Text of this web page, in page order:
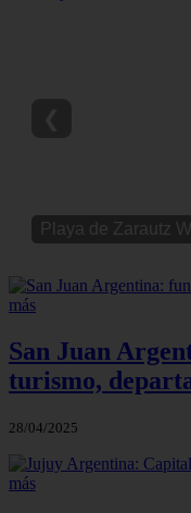
Playa de Zarautz
San Juan
turismo,
28/04/2025